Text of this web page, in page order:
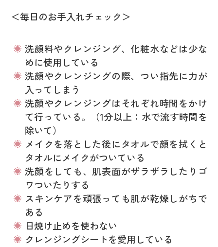
＜毎日のお手入れチェック＞
洗顔料やクレンジング、化粧水などは少な
めに使用している
洗顔やクレンジングの際、つい指先に力が
入ってしまう
洗顔やクレンジングはそれぞれ時間をかけ
て行っている。（1分以上：水で流す時間を
除いて）
メイクを落とした後にタオルで顔を拭くと
タオルにメイクがついている
洗顔をしても、肌表面がザラザラしたりゴ
ワついたりする
スキンケアを頑張っても肌が乾燥しがちで
ある
日焼け止めを使わない
クレンジングシートを愛用している